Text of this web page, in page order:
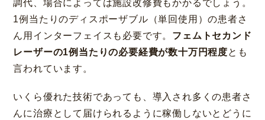
調代、場合によっては施設改修費もかかるでしょう。
1例当たりのディスポーザブル（単回使用）の患者さ
ん用インターフェイスも必要です。 フェムトセカンド
レーザーの1例当たりの必要経費が数十万円程度とも
言われています。
いくら優れた技術であっても、導入され多くの患者さ
んに治療として届けられるように稼働しないとどうに